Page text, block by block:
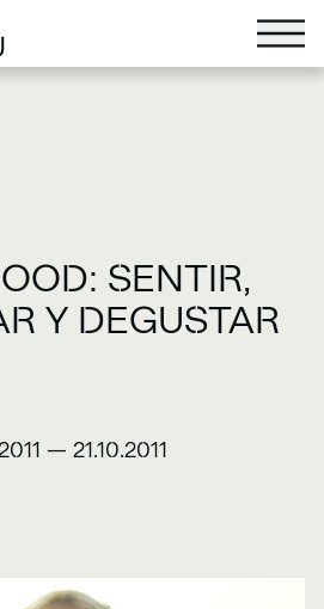
SENTIR,
Y DEGUSTAR
— 21.10.2011